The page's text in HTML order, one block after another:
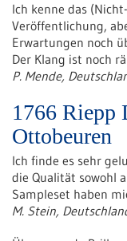
Ich kenne das
Veröffentlichung,
Erwartungen noch
Der Klang ist noch
P. Mende,
1766 Riepp
Ottobeuren
Ich finde es sehr
die Qualität sowohl
Sampleset haben
M. Stein,